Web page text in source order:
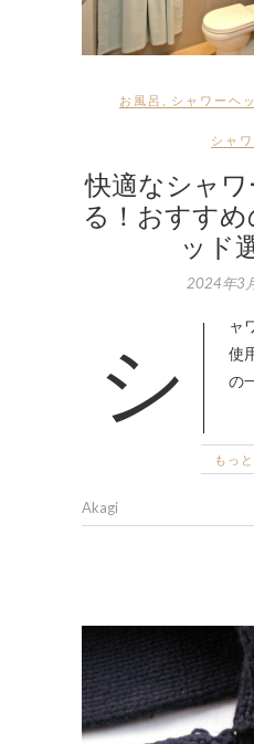
お風呂 シャワーヘ
シャワ
快適なシャワ
る！おすす
ッド
2024年3
シャワーヘッドは、風呂で
使
の
もっ
Akagi